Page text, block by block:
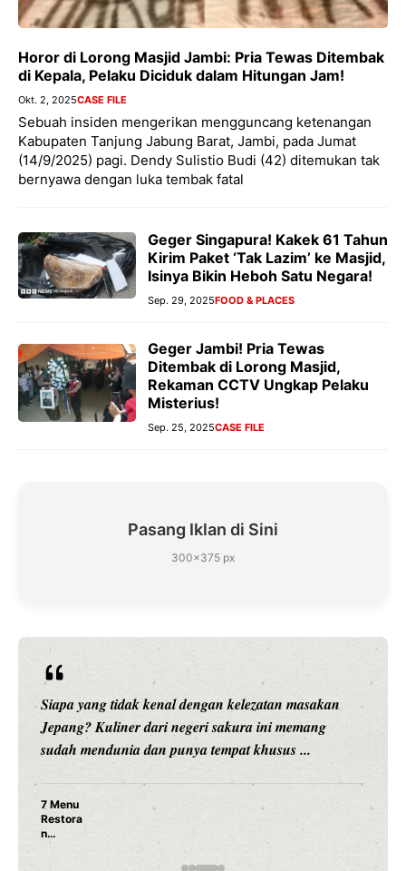
Horor di Lorong Masjid Jambi: Pria Tewas Ditembak
di Kepala, Pelaku Diciduk dalam Hitungan Jam!
Okt. 2, 2025CASE FILE
Sebuah insiden mengerikan mengguncang ketenangan
Kabupaten Tanjung Jabung Barat, Jambi, pada Jumat
(14/9/2025) pagi. Dendy Sulistio Budi (42) ditemukan tak
bernyawa dengan luka tembak fatal
Geger Singapura! Kakek 61 Tahun
Kirim Paket ‘Tak Lazim’ ke Masjid,
Isinya Bikin Heboh Satu Negara!
Sep. 29, 2025FOOD & PLACES
Geger Jambi! Pria Tewas
Ditembak di Lorong Masjid,
Rekaman CCTV Ungkap Pelaku
Misterius!
Sep. 25, 2025CASE FILE
Pasang Iklan di Sini
300×375 px
Siapa yang tidak kenal dengan kelezatan masakan
Jepang? Kuliner dari negeri sakura ini memang
sudah mendunia dan punya tempat khusus ...
7 Menu
Restora
n
Jepang
yang